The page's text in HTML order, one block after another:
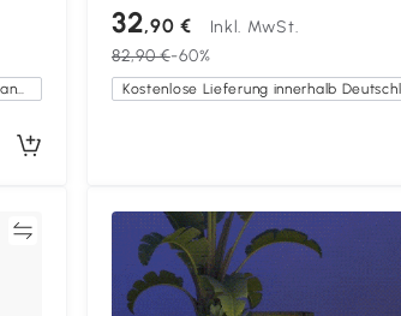
Kostenlose Lieferung innerhalb Deutschlands
Fassung, Lampenschirm aus Hanfseil
Rund
32,90 €
Inkl. MwSt.
82,90 €-60%
Vergleichen